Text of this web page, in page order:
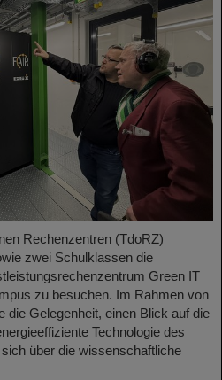
Rechenzentren (TdoRZ)
zwei Schulklassen die
Green IT
zu besuchen. Im Rahmen von
die Gelegenheit, einen Blick auf die
Technologie des
über die wissenschaftliche